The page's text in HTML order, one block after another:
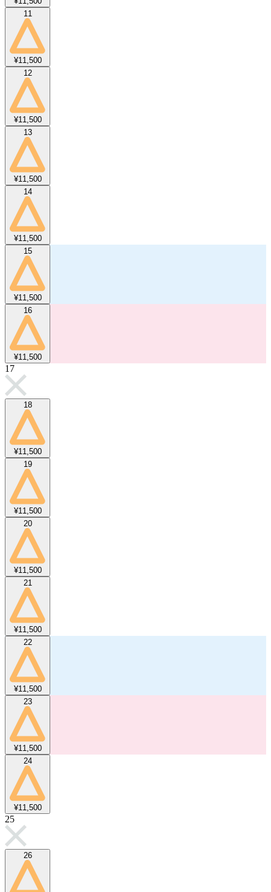
11
¥11,500
12
¥11,500
13
¥11,500
14
¥11,500
15
¥11,500
16
¥11,500
17
18
¥11,500
19
¥11,500
20
¥11,500
21
¥11,500
22
¥11,500
23
¥11,500
24
¥11,500
25
26